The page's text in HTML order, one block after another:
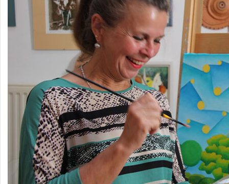
Le Musée Privé Monique Hoilly-Andurand